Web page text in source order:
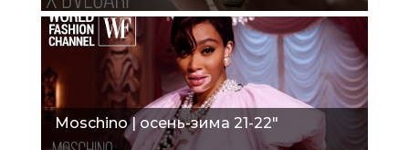
Moschino | осень-зима 21-22"